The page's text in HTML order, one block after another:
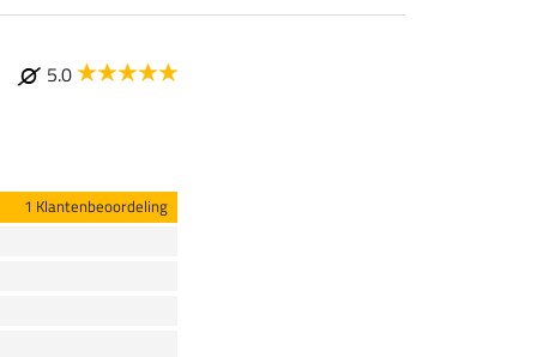
5.0
1 Klantenbeoordeling